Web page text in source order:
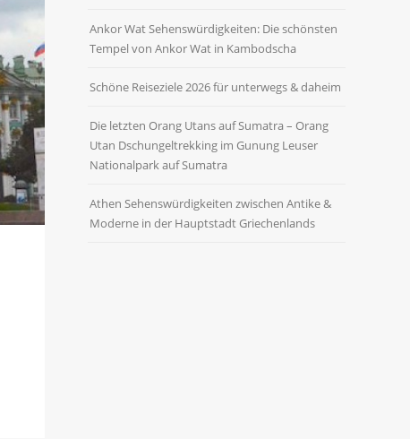
Ankor Wat Sehenswürdigkeiten: Die schönsten
Tempel von Ankor Wat in Kambodscha
Schöne Reiseziele 2026 für unterwegs & daheim
Die letzten Orang Utans auf Sumatra – Orang
Utan Dschungeltrekking im Gunung Leuser
Nationalpark auf Sumatra
Athen Sehenswürdigkeiten zwischen Antike &
Moderne in der Hauptstadt Griechenlands